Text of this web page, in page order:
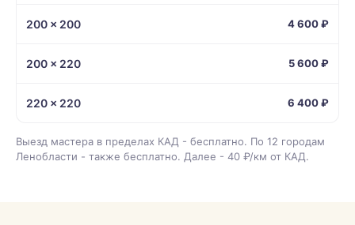
200 × 200 4 600 ₽
200 × 220 5 600 ₽
220 × 220 6 400 ₽
Выезд мастера в пределах КАД - бесплатно. По 12 городам
Ленобласти - также бесплатно. Далее - 40 ₽/км от КАД.